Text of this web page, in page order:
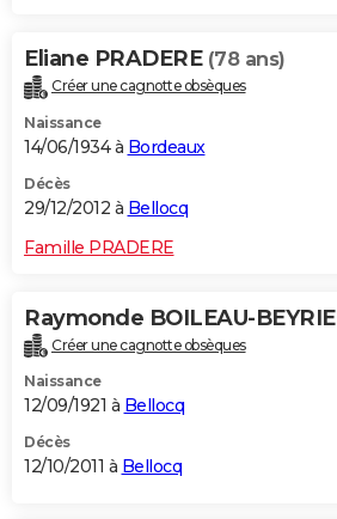
Eliane PRADERE (78 ans)
Créer une cagnotte obsèques
Naissance
14/06/1934 à Bordeaux
Décès
29/12/2012 à Bellocq
Famille PRADERE
Raymonde BOILEAU-BEYRIE
Créer une cagnotte obsèques
Naissance
12/09/1921 à Bellocq
Décès
12/10/2011 à Bellocq